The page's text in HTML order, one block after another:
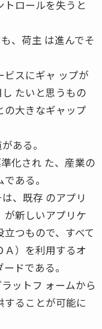
トロールを失うと
、荷主 は進んでそ
ビスにギャ ップが
たいと思うもの
の大きなギャップ
ある。
化され た、産業の
ある。
、既存 のアプリ
が新しいアプリケ
つもので、すべて
Ａ）を利用するオ
ドである。
ットフ ォームから
ることが可能に